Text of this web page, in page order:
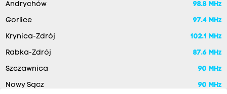
Andrychów 98.8 MHz
Gorlice 97.4 MHz
Krynica-Zdrój 102.1 MHz
Rabka-Zdrój 87.6 MHz
Szczawnica 90 MHz
Nowy Sącz 90 MHz